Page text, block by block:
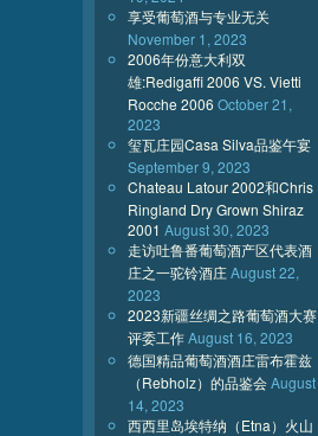
享受葡萄酒与专业无关
November 1, 2023
2006年份意大利双
雄:Redigaffi 2006 VS. Vietti
Rocche 2006 October 21,
2023
玺瓦庄园Casa Silva品鉴午宴
September 9, 2023
Chateau Latour 2002和Chris
Ringland Dry Grown Shiraz
2001 August 30, 2023
走访吐鲁番葡萄酒产区代表酒
庄之一驼铃酒庄August 22,
2023
2023新疆丝绸之路葡萄酒大赛
评委工作August 16, 2023
德国精品葡萄酒酒庄雷布霍兹
（Rebholz）的品鉴会August
14, 2023
西西里岛埃特纳（Etna）火山